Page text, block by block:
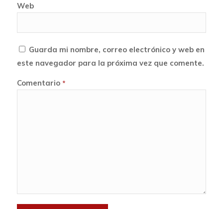
Web
Guarda mi nombre, correo electrónico y web en
este navegador para la próxima vez que comente.
Comentario *